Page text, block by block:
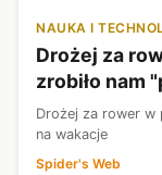
NAUKA I
Drożej za
zrobiło nam
Drożej za rower w
na wakacje
Spider's Web